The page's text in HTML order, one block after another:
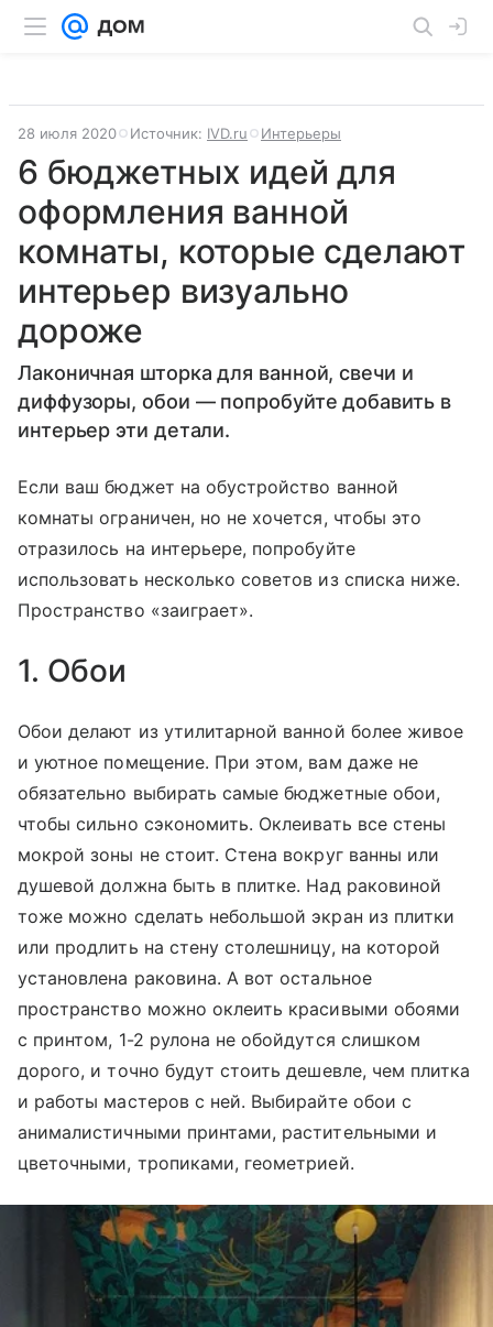
28 июля 2020 Источник: IVD.ru Интерьеры
6 бюджетных идей для
оформления ванной
комнаты, которые сделают
интерьер визуально
дороже
Лаконичная шторка для ванной, свечи и
диффузоры, обои — попробуйте добавить в
интерьер эти детали.
Если ваш бюджет на обустройство ванной
комнаты ограничен, но не хочется, чтобы это
отразилось на интерьере, попробуйте
использовать несколько советов из списка ниже.
Пространство «заиграет».
1. Обои
Обои делают из утилитарной ванной более живое
и уютное помещение. При этом, вам даже не
обязательно выбирать самые бюджетные обои,
чтобы сильно сэкономить. Оклеивать все стены
мокрой зоны не стоит. Стена вокруг ванны или
душевой должна быть в плитке. Над раковиной
тоже можно сделать небольшой экран из плитки
или продлить на стену столешницу, на которой
установлена раковина. А вот остальное
пространство можно оклеить красивыми обоями
с принтом, 1-2 рулона не обойдутся слишком
дорого, и точно будут стоить дешевле, чем плитка
и работы мастеров с ней. Выбирайте обои с
анималистичными принтами, растительными и
цветочными, тропиками, геометрией.